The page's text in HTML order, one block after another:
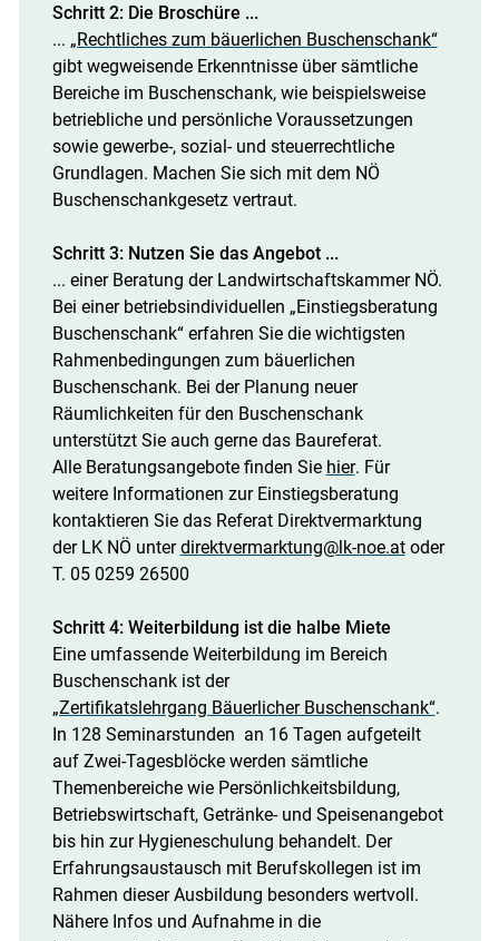
Schritt 2: Die Broschüre ...
... „Rechtliches zum bäuerlichen Buschenschank“
gibt wegweisende Erkenntnisse über sämtliche
Bereiche im Buschenschank, wie beispielsweise
betriebliche und persönliche Voraussetzungen
sowie gewerbe-, sozial- und steuerrechtliche
Grundlagen. Machen Sie sich mit dem NÖ
Buschenschankgesetz vertraut.
Schritt 3: Nutzen Sie das Angebot ...
... einer Beratung der Landwirtschaftskammer NÖ.
Bei einer betriebsindividuellen „Einstiegsberatung
Buschenschank“ erfahren Sie die wichtigsten
Rahmenbedingungen zum bäuerlichen
Buschenschank. Bei der Planung neuer
Räumlichkeiten für den Buschenschank
unterstützt Sie auch gerne das Baureferat.
Alle Beratungsangebote finden Sie hier. Für
weitere Informationen zur Einstiegsberatung
kontaktieren Sie das Referat Direktvermarktung
der LK NÖ unterdirektvermarktung@lk-noe.atoder
T. 05 0259 26500
Schritt 4: Weiterbildung ist die halbe Miete
Eine umfassende Weiterbildung im Bereich
Buschenschank ist der
„Zertifikatslehrgang Bäuerlicher Buschenschank“.
In 128 Seminarstunden an 16 Tagen aufgeteilt
auf Zwei-Tagesblöcke werden sämtliche
Themenbereiche wie Persönlichkeitsbildung,
Betriebswirtschaft, Getränke- und Speisenangebot
bis hin zur Hygieneschulung behandelt. Der
Erfahrungsaustausch mit Berufskollegen ist im
Rahmen dieser Ausbildung besonders wertvoll.
Nähere Infos und Aufnahme in die